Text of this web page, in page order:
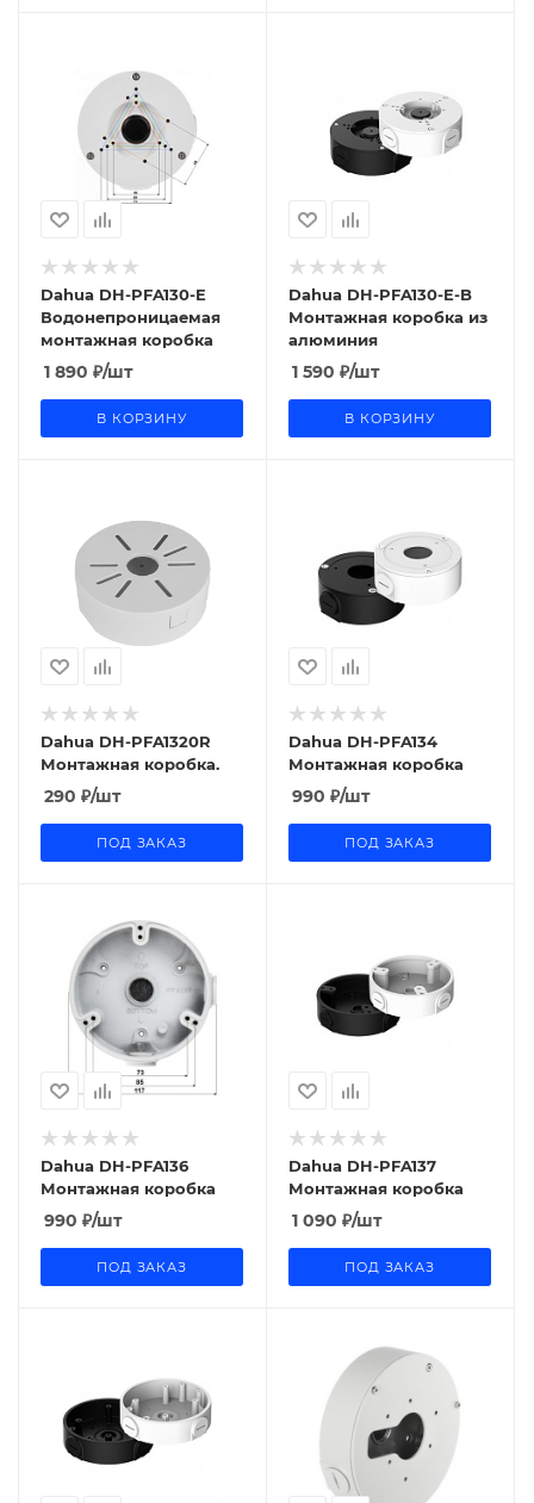
Dahua DH-PFA130-E
Водонепроницаемая
монтажная коробка
1 890 ₽/шт
В КОРЗИНУ
Dahua DH-PFA130-E-B
Монтажная коробка из
алюминия
1 590 ₽/шт
В КОРЗИНУ
Dahua DH-PFA1320R
Монтажная коробка.
290 ₽/шт
ПОД ЗАКАЗ
Dahua DH-PFA134
Монтажная коробка
990 ₽/шт
ПОД ЗАКАЗ
Dahua DH-PFA136
Монтажная коробка
990 ₽/шт
ПОД ЗАКАЗ
Dahua DH-PFA137
Монтажная коробка
1 090 ₽/шт
ПОД ЗАКАЗ